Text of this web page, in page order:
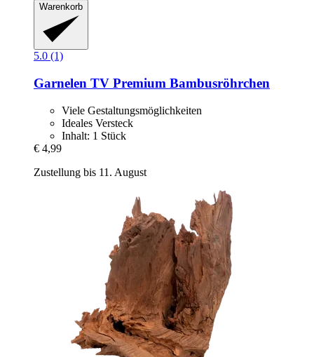
Warenkorb
5.0 (1)
Garnelen TV Premium Bambusröhrchen
Viele Gestaltungsmöglichkeiten
Ideales Versteck
Inhalt: 1 Stück
€ 4,99
Zustellung bis 11. August